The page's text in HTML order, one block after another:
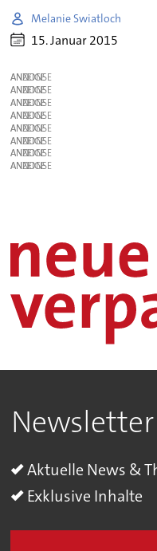
Melanie Swiatloch
15. Januar 2015
ANZEIGE
ANZEIGE
ANZEIGE
ANZEIGE
ANZEIGE
ANZEIGE
ANZEIGE
ANZEIGE
Newsletter
Aktuelle News &
Exklusive Inhalte